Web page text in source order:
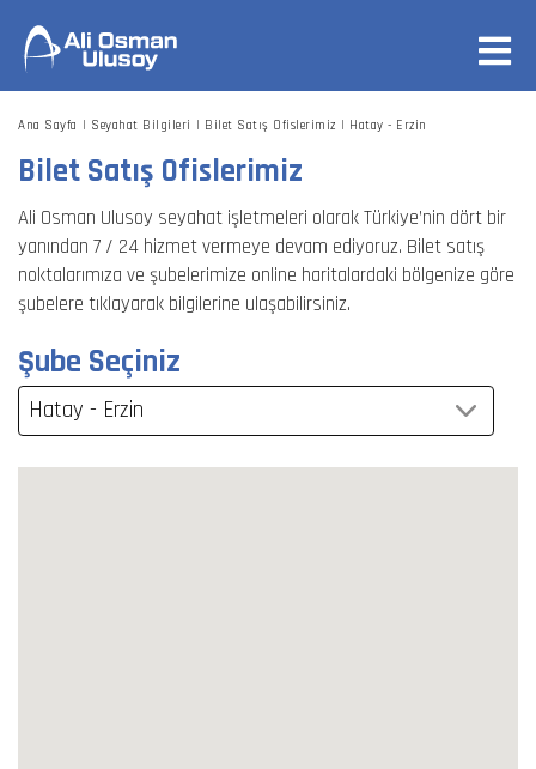
Ana Sayfa Seyahat Bilgileri Bilet Satış Ofislerimiz Hatay - Erzin
Bilet Satış Ofislerimiz
Ali Osman Ulusoy seyahat işletmeleri olarak Türkiye’nin dört bir
yanından 7 / 24 hizmet vermeye devam ediyoruz. Bilet satış
noktalarımıza ve şubelerimize online haritalardaki bölgenize göre
şubelere tıklayarak bilgilerine ulaşabilirsiniz.
Şube Seçiniz
Hatay - Erzin